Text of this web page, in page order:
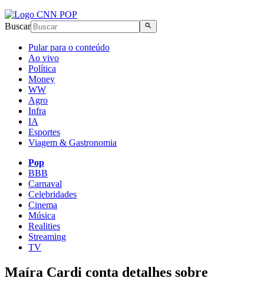
Buscar
Pular para o conteúdo
Ao vivo
Política
Money
WW
Agro
Infra
IA
Esportes
Viagem & Gastronomia
Pop
BBB
Carnaval
Celebridades
Cinema
Música
Realities
Streaming
TV
Maíra Cardi conta detalhes sobre